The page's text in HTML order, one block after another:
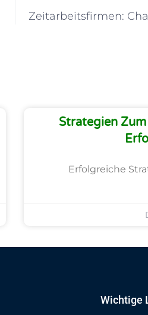
Zeitarbeitsfirmen:
Strategien
Erfolgreiche
Wichtige